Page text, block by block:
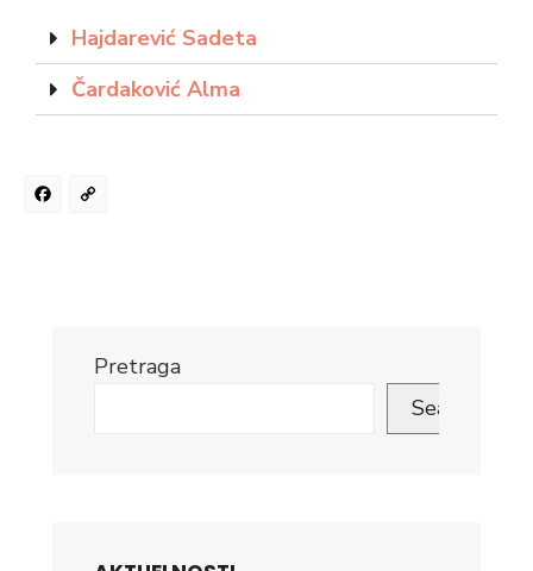
Hajdarević Sadeta
Čardaković Alma
Facebook
Pretraga
Search